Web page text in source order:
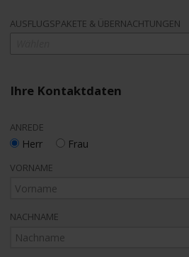
AUSFLUGSPAKETE & ÜBERNACHTUNGEN
Ihre Kontaktdaten
ANREDE
Herr Frau
VORNAME
NACHNAME